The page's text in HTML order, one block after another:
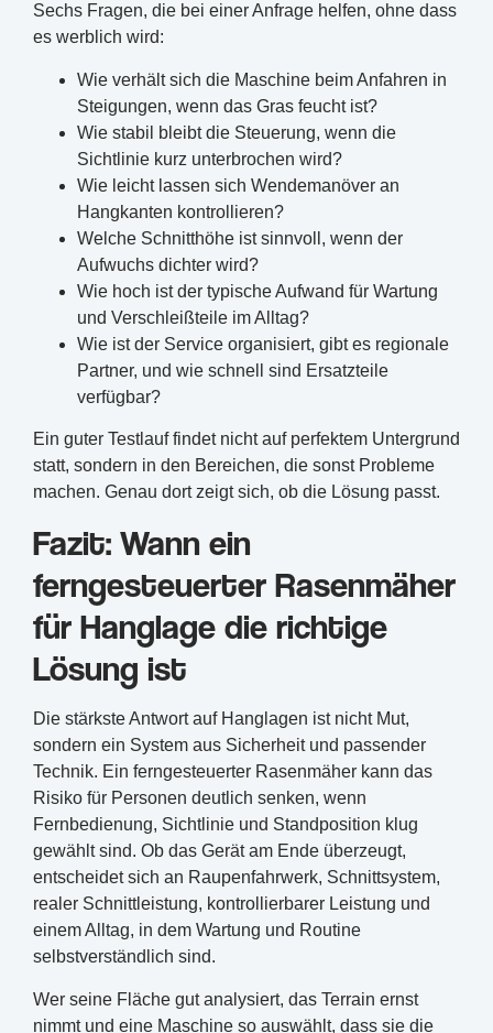
Sechs Fragen, die bei einer Anfrage helfen, ohne dass
es werblich wird:
Wie verhält sich die Maschine beim Anfahren in
Steigungen, wenn das Gras feucht ist?
Wie stabil bleibt die Steuerung, wenn die
Sichtlinie kurz unterbrochen wird?
Wie leicht lassen sich Wendemanöver an
Hangkanten kontrollieren?
Welche Schnitthöhe ist sinnvoll, wenn der
Aufwuchs dichter wird?
Wie hoch ist der typische Aufwand für Wartung
und Verschleißteile im Alltag?
Wie ist der Service organisiert, gibt es regionale
Partner, und wie schnell sind Ersatzteile
verfügbar?
Ein guter Testlauf findet nicht auf perfektem Untergrund
statt, sondern in den Bereichen, die sonst Probleme
machen. Genau dort zeigt sich, ob die Lösung passt.
Fazit: Wann ein
ferngesteuerter Rasenmäher
für Hanglage die richtige
Lösung ist
Die stärkste Antwort auf Hanglagen ist nicht Mut,
sondern ein System aus Sicherheit und passender
Technik. Ein ferngesteuerter Rasenmäher kann das
Risiko für Personen deutlich senken, wenn
Fernbedienung, Sichtlinie und Standposition klug
gewählt sind. Ob das Gerät am Ende überzeugt,
entscheidet sich an Raupenfahrwerk, Schnittsystem,
realer Schnittleistung, kontrollierbarer Leistung und
einem Alltag, in dem Wartung und Routine
selbstverständlich sind.
Wer seine Fläche gut analysiert, das Terrain ernst
nimmt und eine Maschine so auswählt, dass sie die